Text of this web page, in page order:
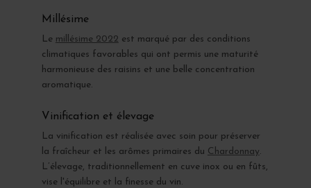
Millésime
Le millésime 2022 est marqué par des conditions
climatiques favorables qui ont permis une maturité
harmonieuse des raisins et une belle concentration
aromatique.
Vinification et élevage
La vinification est réalisée avec soin pour préserver
la fraîcheur et les arômes primaires du Chardonnay.
L’élevage, traditionnellement en cuve inox ou en fûts,
vise l'équilibre et la finesse du vin.